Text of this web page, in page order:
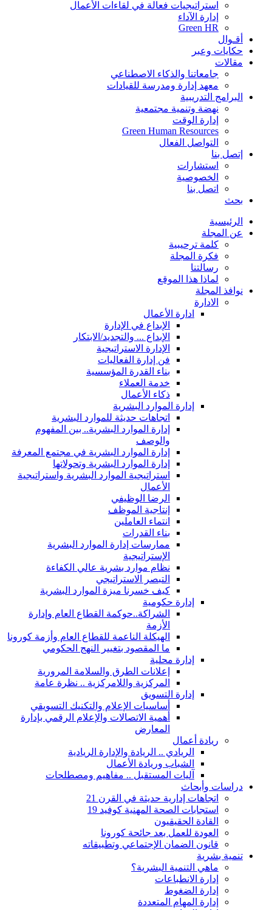
استراتيجيات فعالة في لقاءات الأعمال
إدارة الآداء
Green HR
أقـوال
حكايات وعبر
مقالات
جامعاتنا والذكاء الاصطناعي
معهد إدارة ومدرسة للقيادات
البرامج التدريبية
نهضة وتنمية مجتمعية
إدارة الوقت
Green Human Resources
التواصل الفعال
إتصل بنا
استشارات
الخصوصية
اتصل بنا
بحث
الرئيسية
عن المجلة
كلمة ترحيبية
فكرة المجلة
رسالتنا
لماذا هذا الموقع
نوافذ المجلة
الادارة
ادارة الأعمال
الإبداع في الإدارة
الإبداع ... والتجديد/الابتكار
الإدارة الاستراتيجية
فن إدارة الفعاليات
بناء القدرة المؤسسية
خدمة العملاء
ذكاء الأعمال
إدارة الموارد البشرية
اتجاهات حديثة للموارد البشرية
إدارة الموارد البشرية.. بين المفهوم
والوصف
إدارة الموارد البشرية في مجتمع المعرفة
إدارة الموارد البشرية وتحولاتها
استراتيجية الموارد البشرية واستراتيجية
الأعمال
الرضا الوظيفي
إنتاجية الموظف
انتماء العاملين
بناء القدرات
ممارسات إدارة الموارد البشرية
الإستراتيجية
نظام موارد بشرية عالي الكفاءة
التبصر الاستراتيجي
كيف خسرنا ميزة الموارد البشرية
إدارة حكومية
الشراكة..حوكمة القطاع العام وإدارة
الأزمة
الهيكلة الناعمة للقطاع العام وأزمة كورونا
ما المقصود بتغيير النهج الحكومي
إدارة محلية
إعلانات الطرق والسلامة المرورية
المركزية واللامركزية .. نظرة عامة
إدارة التسويق
أساسيات الإعلام والتكنيك التسويقي
أهمية الاتصالات والإعلام الرقمي بإدارة
المعارض
ريادة أعمال
الريادي .. الريادة والإدارة الريادية
الشباب وريادة الأعمال
آليات المستقبل .. مفاهيم ومصطلحات
دراسات وأبحاث
اتجاهات إدارية حديثة في القرن 21
استجابات الصحة المهنية كوفيد 19
القادة الحقيقيون
العودة للعمل بعد جائحة كورونا
قانون الضمان الإجتماعي وتطبيقاته
تنمية بشرية
ماهي التنمية البشرية؟
إدارة الانطباعات
إدارة الضغوط
إدارة المهام المتعددة